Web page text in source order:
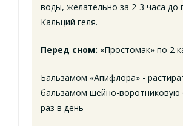
воды, желательно за 2-3 часа до
Кальций геля.
Перед сном: «Простомак» по 2
Бальзамом «Апифлора» -
бальзамом шейно-воротниковую
раз в день